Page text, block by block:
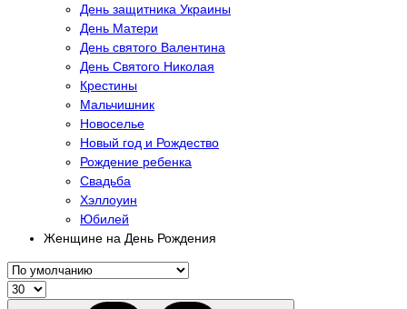
День защитника Украины
День Матери
День святого Валентина
День Святого Николая
Крестины
Мальчишник
Новоселье
Новый год и Рождество
Рождение ребенка
Свадьба
Хэллоуин
Юбилей
Женщине на День Рождения